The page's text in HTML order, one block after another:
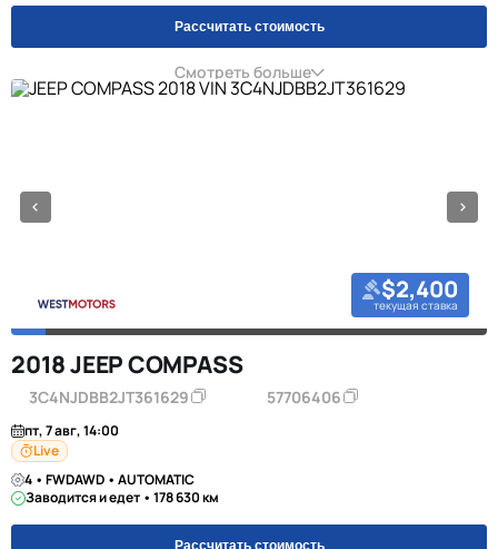
Рассчитать стоимость
Смотреть больше
$2,400
текущая ставка
2018 JEEP COMPASS
3C4NJDBB2JT361629 57706406
пт, 7 авг, 14:00
Live
4 • FWDAWD • AUTOMATIC
Заводится и едет • 178 630 км
Рассчитать стоимость